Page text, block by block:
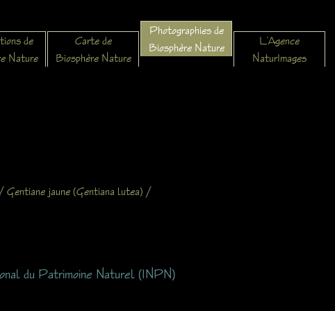
de
Nature
Carte de
Biosphère Nature
Photographies de
Biosphère Nature
L’Agence
NaturImages
/Gentiane jaune (Gentiana lutea) /
du Patrimoine Naturel (INPN)